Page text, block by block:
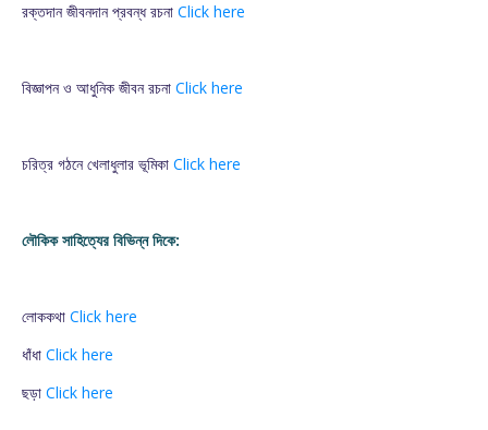
রক্তদান জীবনদান প্রবন্ধ রচনা Click here
বিজ্ঞাপন ও আধুনিক জীবন রচনা Click here
চরিত্র গঠনে খেলাধুলার ভূমিকা Click here
লৌকিক সাহিত্যের বিভিন্ন দিকে:
লোককথা Click here
ধাঁধা Click here
ছড়া Click here